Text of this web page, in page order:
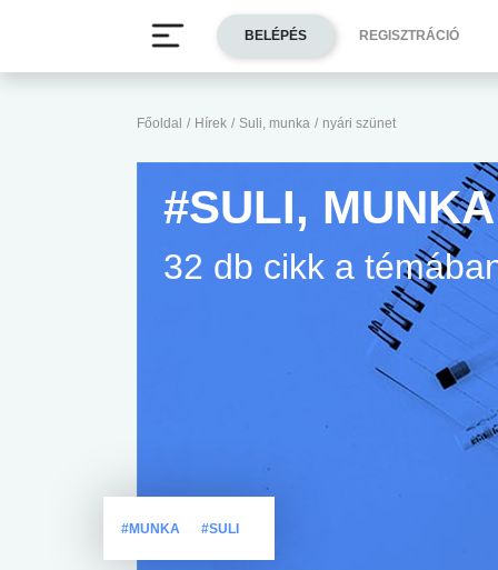
Főoldal / Hírek / Suli, munka / nyári szünet
#SULI,
32 db cikk a
#MUNKA #SULI
BELÉPÉS REGISZTRÁCIÓ